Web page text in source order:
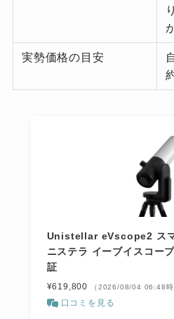
実勢価格の目安
Unistellar eVscope2 ス
ニステラ イーブイスコー
証
¥619,800 （2026/08/04 06:48時
口コミを見る